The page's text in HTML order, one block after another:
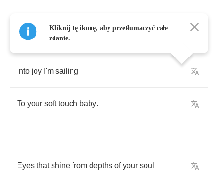
As a warm son
Into joy I'm sailing
To your soft touch baby.
Eyes that shine from depths of your soul
Kliknij tę ikonę, aby przetłumaczyć całe
zdanie.